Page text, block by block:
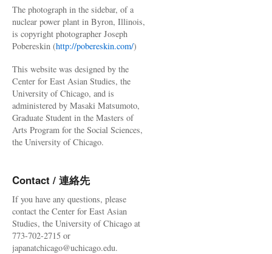
The photograph in the sidebar, of a
nuclear power plant in Byron, Illinois,
is copyright photographer Joseph
Pobereskin (http://pobereskin.com/)
This website was designed by the
Center for East Asian Studies, the
University of Chicago, and is
administered by Masaki Matsumoto,
Graduate Student in the Masters of
Arts Program for the Social Sciences,
the University of Chicago.
Contact / 連絡先
If you have any questions, please
contact the Center for East Asian
Studies, the University of Chicago at
773-702-2715 or
japanatchicago@uchicago.edu.